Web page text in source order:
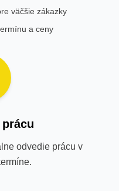
väčšie zákazky
a ceny
odvedie prácu v